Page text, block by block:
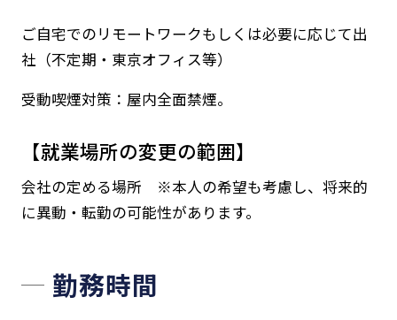
ご自宅でのリモートワークもしくは必要に応じて出
社（不定期・東京オフィス等）
受動喫煙対策：屋内全面禁煙。
【就業場所の変更の範囲】
会社の定める場所 ※本人の希望も考慮し、将来的
に異動・転勤の可能性があります。
勤務時間